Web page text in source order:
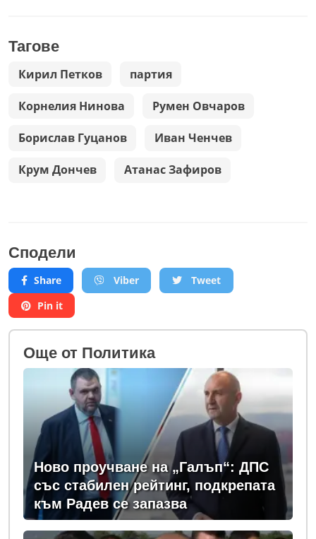
Тагове
Кирил Петков партия
Корнелия Нинова Румен Овчаров
Борислав Гуцанов Иван Ченчев
Крум Дончев Атанас Зафиров
Сподели
Share Viber
Tweet
Pin it
Oще от Политика
Ново проучване на „Галъп“: ДПС
със стабилен рейтинг, подкрепата
към Радев се запазва